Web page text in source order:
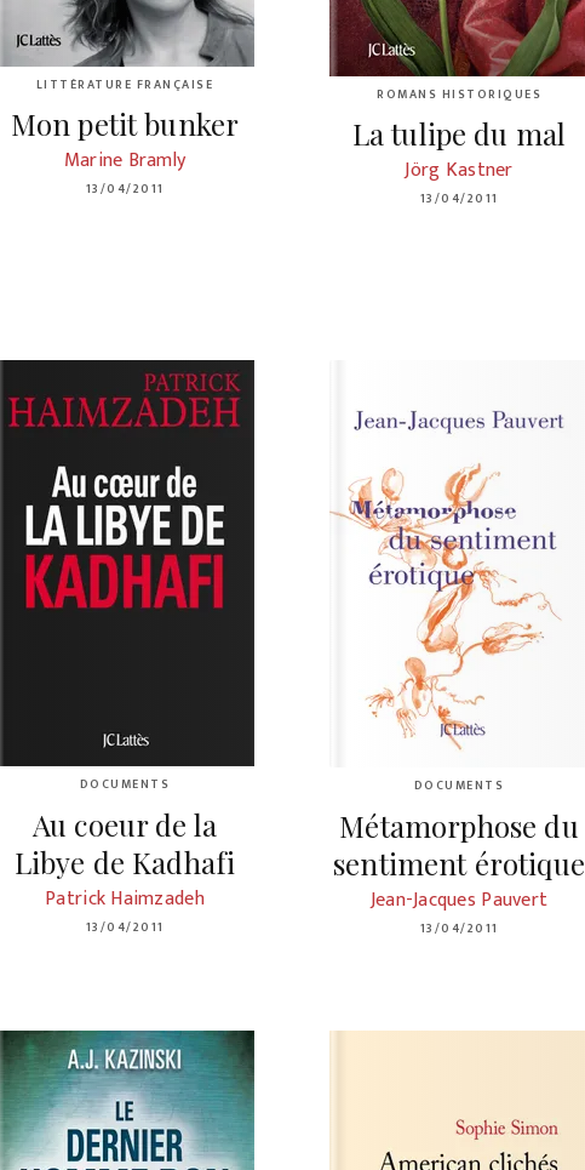
LITTÉRATURE FRANÇAISE
Mon petit bunker
Marine Bramly
13/04/2011
ROMANS HISTORIQUES
La tulipe du mal
Jörg Kastner
13/04/2011
DOCUMENTS
Au coeur de la
Libye de Kadhafi
Patrick Haimzadeh
13/04/2011
DOCUMENTS
Métamorphose du
sentiment érotique
Jean-Jacques Pauvert
13/04/2011